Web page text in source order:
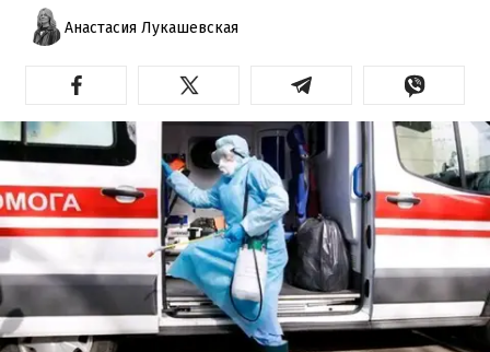
Анастасия Лукашевская